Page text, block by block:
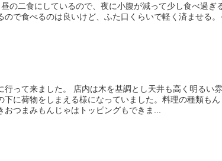
の二食にしているので、夜に小腹が減って少し食べ過ぎ
ので食べるのは良いけど、ふた口くらいで軽く済ませる。
行って来ました。 店内は木を基調とし天井も高く明るい雰
下に荷物をしまえる様になっていました。料理の種類もん
おつまみもんじゃはトッピングもできま...